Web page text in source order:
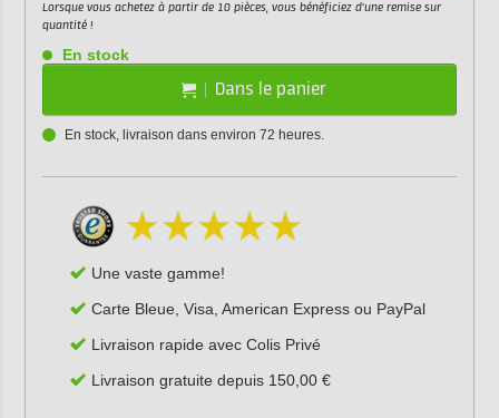
Lorsque vous achetez à partir de 10 pièces, vous bénéficiez d'une remise sur
quantité !
En stock
Dans le panier
En stock, livraison dans environ 72 heures.
Une vaste gamme!
Carte Bleue, Visa, American Express ou PayPal
Livraison rapide avec Colis Privé
Livraison gratuite depuis 150,00 €